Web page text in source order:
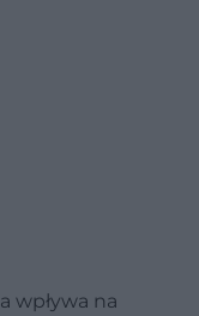
wpływa na